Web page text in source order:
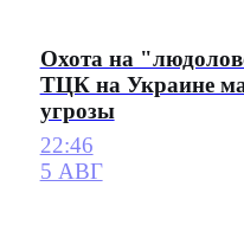
Охота на
ТЦК на Украине
угрозы
22:46
5 АВГ